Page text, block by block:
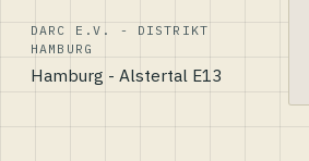
DARC E.V. - DISTRIKT
HAMBURG
Hamburg - Alstertal E13